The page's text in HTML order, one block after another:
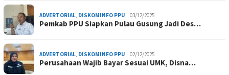
ADVERTORIAL, DISKOMINFO PPU 03/12/2025
Pemkab PPU Siapkan Pulau Gusung Jadi Des…
ADVERTORIAL, DISKOMINFO PPU 02/12/2025
Perusahaan Wajib Bayar Sesuai UMK, Disna…